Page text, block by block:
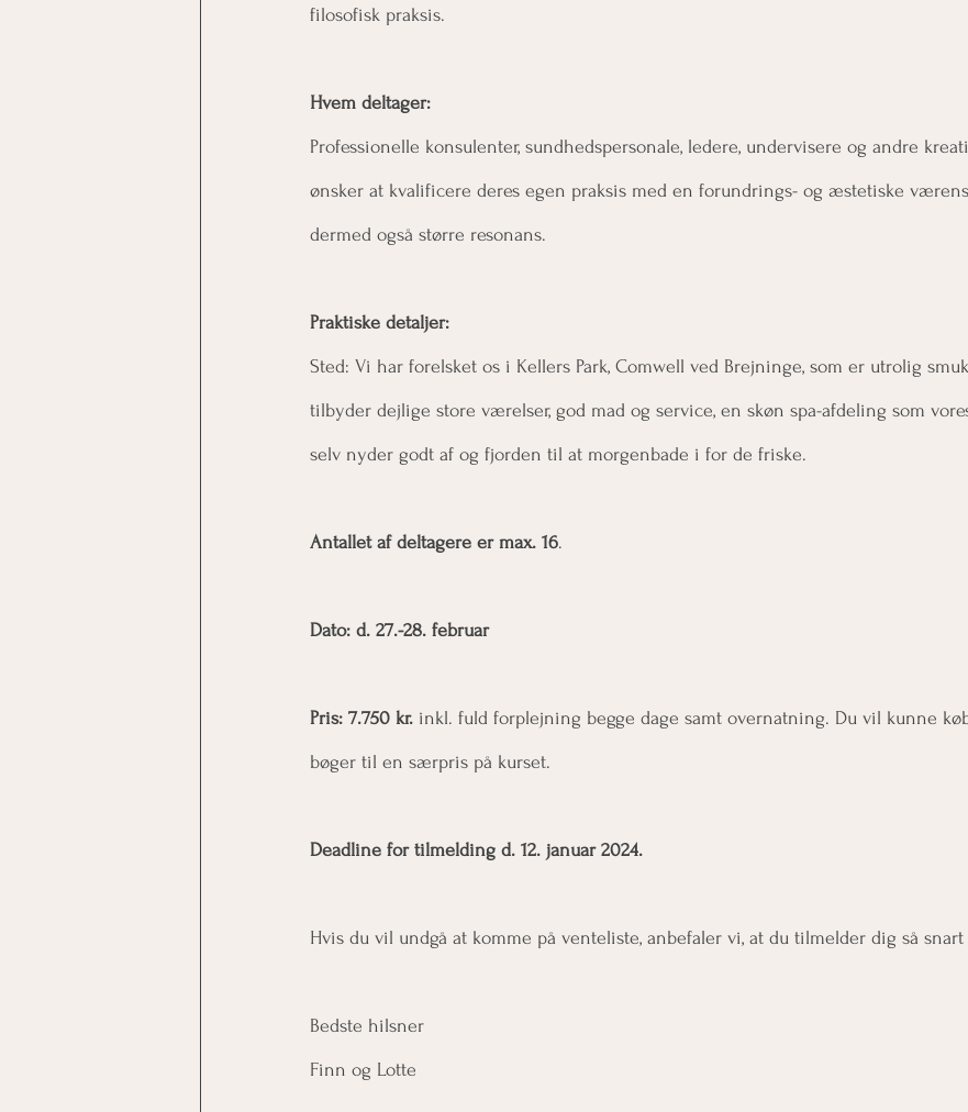
filosofisk praksis.
Hvem deltager:
Professionelle konsulenter, sundhedspersonale, ledere, undervisere og andre
ønsker at kvalificere deres egen praksis med en forundrings- og æstetiske
dermed også større resonans.
Praktiske detaljer:
Sted: Vi har forelsket os i Kellers Park, Comwell ved Brejninge, som er utrolig
tilbyder dejlige store værelser, god mad og service, en skøn spa-afdeling som
selv nyder godt af og fjorden til at morgenbade i for de friske.
Antallet af deltagere er max. 16.
Dato: d. 27.-28. februar
Pris: 7.750 kr. inkl. fuld forplejning begge dage samt overnatning. Du vil kunne
bøger til en særpris på kurset.
Deadline for tilmelding d. 12. januar 2024.
Hvis du vil undgå at komme på venteliste, anbefaler vi, at du tilmelder dig så snart
Bedste hilsner
Finn og Lotte